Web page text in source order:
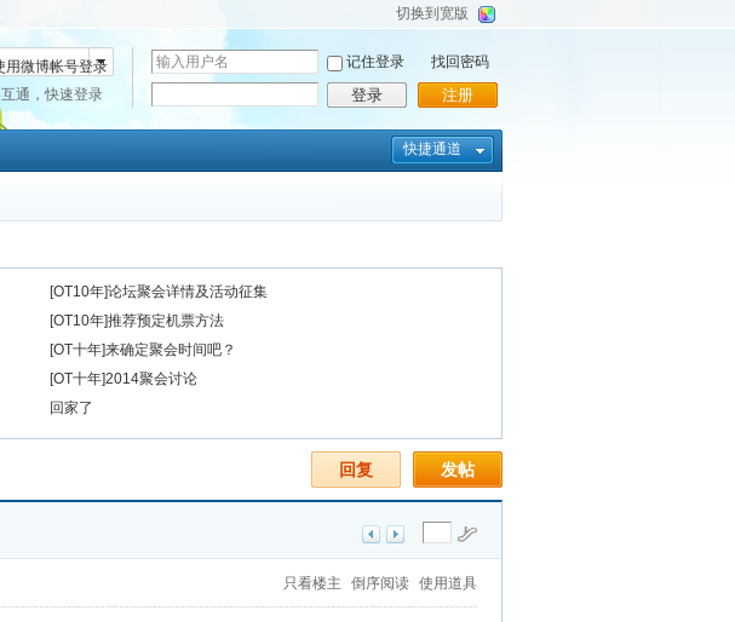
切换到宽版
用
户
名
记住登录
登录
找回密码
注册
号登录
通，快速登录
快捷通道
[OT10年]论坛聚会详情及活动征集
[OT10年]推荐预定机票方法
[OT十年]来确定聚会时间吧？
[OT十年]2014聚会讨论
回家了
发帖
回复
只看楼主 倒序阅读 使用道具